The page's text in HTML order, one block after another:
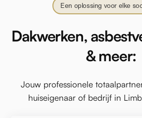
Een oplossing voor elke
Dakwerken,
& meer:
Jouw professionele
huiseigenaar of bedrijf in